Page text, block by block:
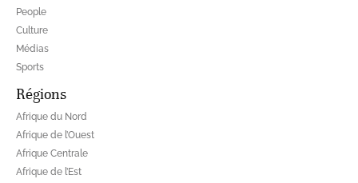
People
Culture
Médias
Sports
Régions
Afrique du Nord
Afrique de l’Ouest
Afrique Centrale
Afrique de l’Est